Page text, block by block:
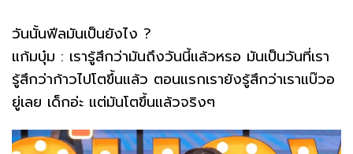
วันนั้นฟีลมันเป็นยังไง ?
แก้มบุ๋ม : เรารู้สึกว่ามันถึงวันนี้แล้วหรอ มันเป็นวันที่เรา
รู้สึกว่าก้าวไปโตขึ้นแล้ว ตอนแรกเรายังรู้สึกว่าเราแบ๊วอ
ยู่เลย เด็กอ่ะ แต่มันโตขึ้นแล้วจริงๆ